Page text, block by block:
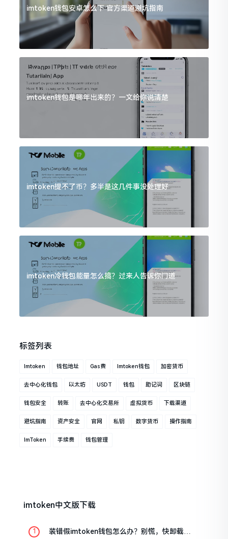
imtoken钱包安卓怎么下 官方渠道避坑指南
imtoken钱包是哪年出来的？一文给你说清楚
imtoken提不了币？多半是这几件事没处理好
imtoken冷钱包能量怎么搞？过来人告诉你门道
标签列表
Imtoken 钱包地址 Gas费 Imtoken钱包 加密货币
去中心化钱包 以太坊 USDT 钱包 助记词 区块链
钱包安全 转账 去中心化交易所 虚拟货币 下载渠道
避坑指南 资产安全 官网 私钥 数字货币 操作指南
ImToken 手续费 钱包管理
imtoken中文版下载
装错假imtoken钱包怎么办？别慌，快卸载，